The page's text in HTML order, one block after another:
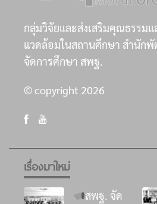
กลุ่มวิจัยและส่งเสริมคุณธรรม
แวดล้อมในสถานศึกษา สำนัก
จัดการศึกษา สพฐ.
© copyright 2026
เรื่องมาใหม่
สพฐ. จัด